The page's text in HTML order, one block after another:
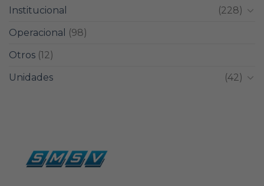
Institucional
(228)
Operacional
(98)
Otros (12)
Unidades
(42)